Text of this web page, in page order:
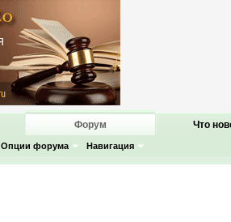
Форум
Опции форума Навигация
Что